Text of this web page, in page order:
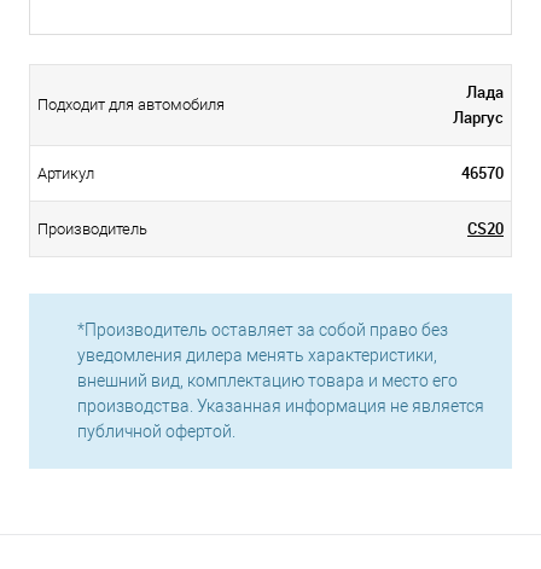
Подходит для автомобиля
Лада
Ларгус
Артикул 46570
Производитель CS20
*Производитель оставляет за собой право без
уведомления дилера менять характеристики,
внешний вид, комплектацию товара и место его
производства. Указанная информация не является
публичной офертой.